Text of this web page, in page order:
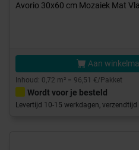
Avorio 30x60 cm Mozaiek Mat
Aan
Inhoud: 0,72 m² = 96,51 €/Pakket
Wordt voor je besteld
Levertijd 10-15 werkdagen,